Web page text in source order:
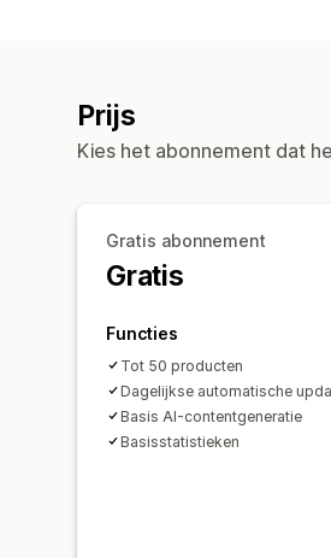
Prijs
Kies het abonnement dat
Gratis abonnement
Gratis
Functies
Tot 50 producten
Dagelijkse automatische
Basis AI-contentgeneratie
Basisstatistieken